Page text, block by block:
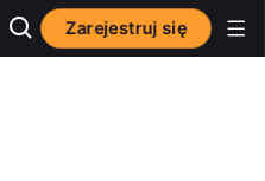
Zarejestruj się